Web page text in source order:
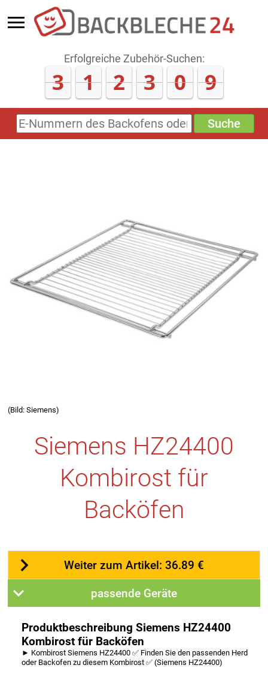
Erfolgreiche Zubehör-Suchen:
3 1 2 3 0 9
E-
Nummern
Suche
(Bild: Siemens)
Siemens HZ24400
Kombirost für
Backöfen
Weiter zum Artikel: 36.89 €
passende Geräte
Produktbeschreibung Siemens HZ24400
Kombirost für Backöfen
► Kombirost Siemens HZ24400 ✅ Finden Sie den passenden Herd
oder Backofen zu diesem Kombirost ✅ (Siemens HZ24400)